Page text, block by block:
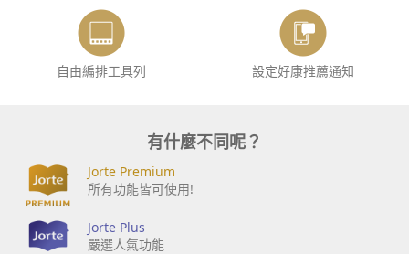
自由編排工具列 設定好康推薦通知
有什麼不同呢？
Jorte Premium
所有功能皆可使用!
Jorte Plus
嚴選人氣功能